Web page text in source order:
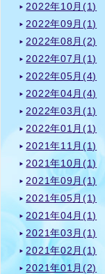
2022年10月(1)
2022年09月(1)
2022年08月(2)
2022年07月(1)
2022年05月(4)
2022年04月(4)
2022年03月(1)
2022年01月(1)
2021年11月(1)
2021年10月(1)
2021年09月(1)
2021年05月(1)
2021年04月(1)
2021年03月(1)
2021年02月(1)
2021年01月(2)